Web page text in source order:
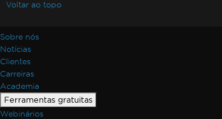
Voltar ao topo
Sobre nós
Notícias
Clientes
Carreiras
Academia
Ferramentas gratuitas
Webinários